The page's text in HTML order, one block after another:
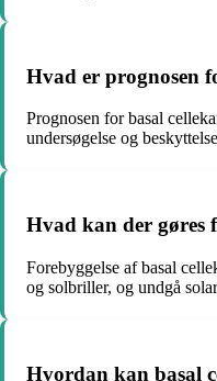
Hvad er prognosen
Prognosen for basal
undersøgelse og
Hvad kan der gøres
Forebyggelse af basal
og solbriller, og undgå
Hvordan kan basal